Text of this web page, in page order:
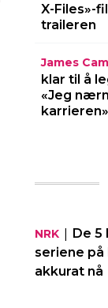
X-Files»-
traileren
James
klar til å
«Jeg
karrieren»
NRK| De 5
seriene på
akkurat nå